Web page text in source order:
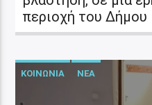
περιοχή του
ΚΟΙΝΩΝΙΑ ΝΕΑ